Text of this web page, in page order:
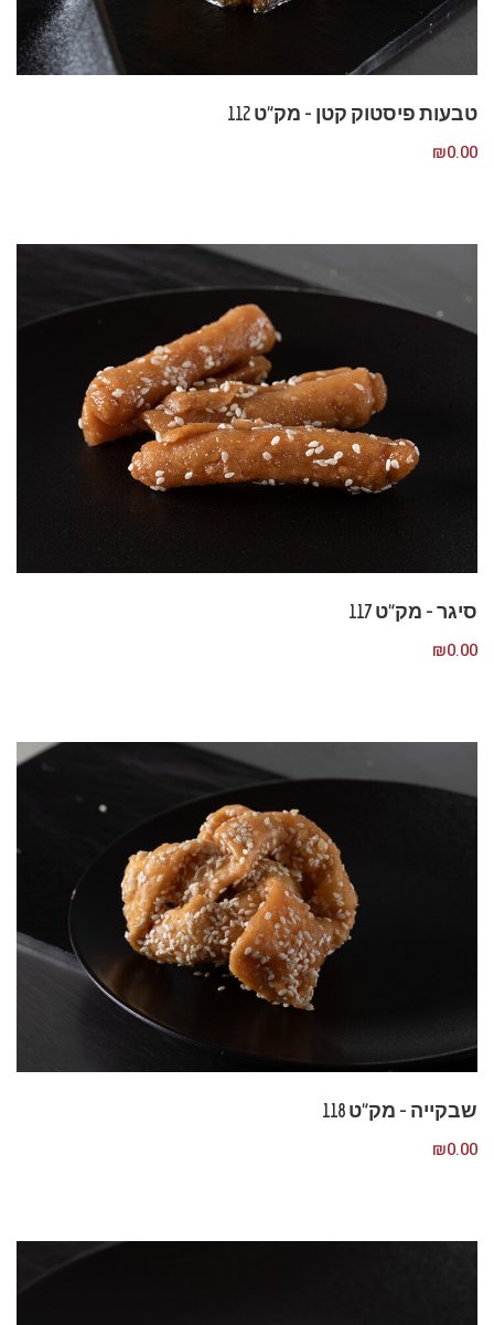
טבעות פיסטוק קטן – מק”ט 112
₪0.00
סיגר – מק”ט 117
₪0.00
שבקייה – מק”ט 118
₪0.00